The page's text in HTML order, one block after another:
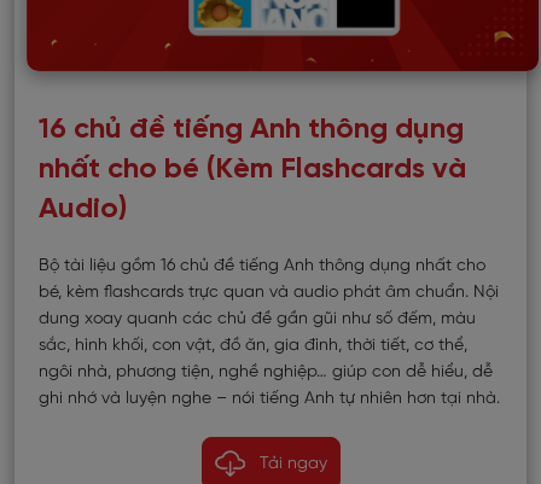
16 chủ đề tiếng Anh thông dụng
nhất cho bé (Kèm Flashcards và
Audio)
Bộ tài liệu gồm 16 chủ đề tiếng Anh thông dụng nhất cho
bé, kèm flashcards trực quan và audio phát âm chuẩn. Nội
dung xoay quanh các chủ đề gần gũi như số đếm, màu
sắc, hình khối, con vật, đồ ăn, gia đình, thời tiết, cơ thể,
ngôi nhà, phương tiện, nghề nghiệp… giúp con dễ hiểu, dễ
ghi nhớ và luyện nghe – nói tiếng Anh tự nhiên hơn tại nhà.
Tải ngay